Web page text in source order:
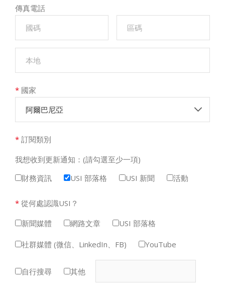
傳真電話
* 國家
阿爾巴尼亞
* 訂閱類別
我想收到更新通知：(請勾選至少一項)
財務資訊
USI 部落格 USI 新聞 活動
* 從何處認識USI？
新聞媒體
網路文章 USI 部落格
社群媒體 (微信、LinkedIn、FB) YouTube
自行搜尋 其他